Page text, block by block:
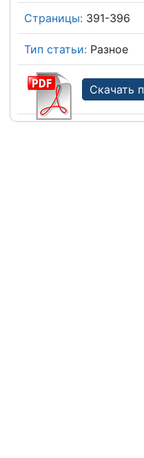
Страницы: 391-396
Тип статьи: Разное
Скачать